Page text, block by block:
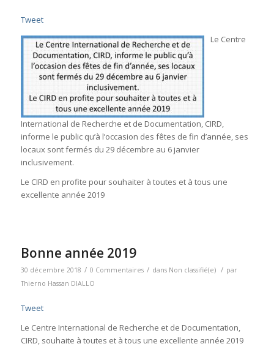
Tweet
Le Centre
International de Recherche et de Documentation, CIRD,
informe le public qu’à l’occasion des fêtes de fin d’année, ses
locaux sont fermés du 29 décembre au 6 janvier
inclusivement.
Le CIRD en profite pour souhaiter à toutes et à tous une
excellente année 2019
Bonne année 2019
30 décembre 2018 / 0 Commentaires / dans Non classifié(e) / par
Thierno Hassan DIALLO
Tweet
Le Centre International de Recherche et de Documentation,
CIRD, souhaite à toutes et à tous une excellente année 2019